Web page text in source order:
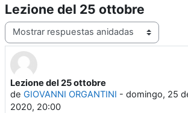
Lezione del 25 ottobre
Mostrar modo
Lezione del 25 ottobre
de GIOVANNI ORGANTINI - domingo, 25
2020, 20:00
Número de respuestas: 0